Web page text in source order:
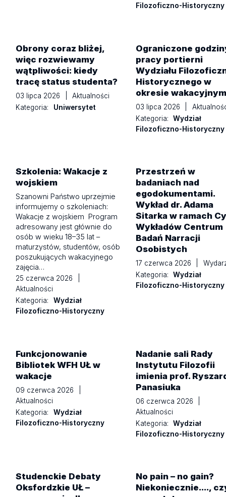
Filozoficzno-Historyczny
Obrony coraz bliżej,
więc rozwiewamy
wątpliwości: kiedy
tracę status studenta?
03 lipca 2026
Aktualności
Kategoria:
Uniwersytet
Ograniczone
pracy portierni
Wydziału
Historycznego w
okresie wakacyjnym
03 lipca 2026
Kategoria:
Wydział
Filozoficzno-Historyczny
Szkolenia: Wakacje z
wojskiem
Szanowni Państwo uprzejmie
informujemy o szkoleniach:
Wakacje z wojskiem Program
adresowany jest głównie do
osób w wieku 18–35 lat –
maturzystów, studentów, osób
poszukujących wakacyjnego
zajęcia…
25 czerwca 2026
Aktualności
Kategoria:
Wydział
Filozoficzno-Historyczny
Przestrzeń w
badaniach nad
egodokumentami.
Wykład dr. Adama
Sitarka w ramach
Wykładów Centrum
Badań Narracji
Osobistych
17 czerwca 2026
Kategoria:
Wydział
Filozoficzno-Historyczny
Funkcjonowanie
Bibliotek WFH UŁ w
wakacje
09 czerwca 2026
Aktualności
Kategoria:
Wydział
Filozoficzno-Historyczny
Nadanie sali Rady
Instytutu Filozofii
imienia prof.
Panasiuka
06 czerwca 2026
Aktualności
Kategoria:
Wydział
Filozoficzno-Historyczny
Studenckie Debaty
Oksfordzkie UŁ –
No pain – no gain?
Niekoniecznie....,